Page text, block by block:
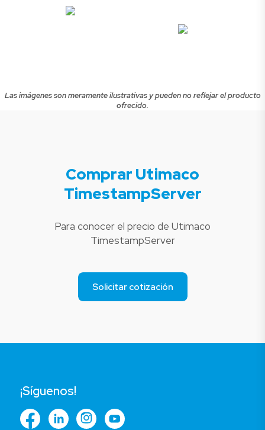
Las imágenes son meramente ilustrativas y pueden no reflejar el producto
ofrecido.
Comprar Utimaco
TimestampServer
Para conocer el precio de Utimaco
TimestampServer
Solicitar cotización
¡Síguenos!